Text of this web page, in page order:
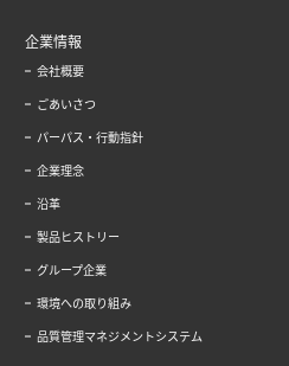
企業情報
会社概要
ごあいさつ
パーパス・行動指針
企業理念
沿革
製品ヒストリー
グループ企業
環境への取り組み
品質管理マネジメントシステム